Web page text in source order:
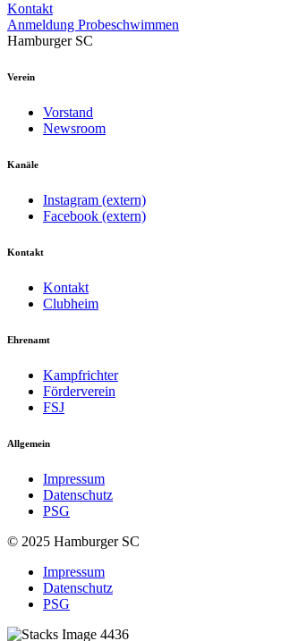
Kontakt
Anmeldung Probeschwimmen
Hamburger SC
Verein
Vorstand
Newsroom
Kanäle
Instagram (extern)
Facebook (extern)
Kontakt
Kontakt
Clubheim
Ehrenamt
Kampfrichter
Förderverein
FSJ
Allgemein
Impressum
Datenschutz
PSG
© 2025 Hamburger SC
Impressum
Datenschutz
PSG